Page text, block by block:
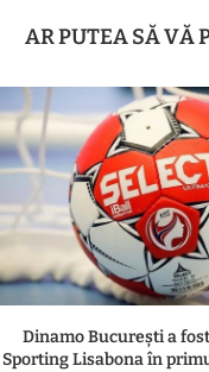
AR PUTEA SĂ VĂ
Dinamo București a
Sporting Lisabona în